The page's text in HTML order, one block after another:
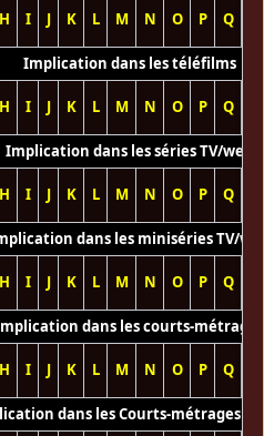
H I J K L M N O P Q
Implication dans les téléfilms
H I J K L M N O P Q
Implication dans les séries TV/web
H I J K L M N O P Q
dans les miniséries TV/
H I J K L M N O P Q
dans les courts-métrages
H I J K L M N O P Q
dans les Courts-métrages